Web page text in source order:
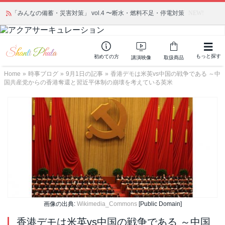
「みんなの備蓄・災害対策」 vol.4 〜断水・燃料不足・停電対策
初めての方 講演映像 取扱商品 もっと探す
Home » 時事ブログ » 9月1日の記事 » 香港デモは米英vs中国の戦争である ～中
国共産党からの香港奪還と習近平体制の崩壊を考えている英米
画像の出典: Wikimedia_Commons[Public Domain]
香港デモは米英vs中国の戦争である ～中国